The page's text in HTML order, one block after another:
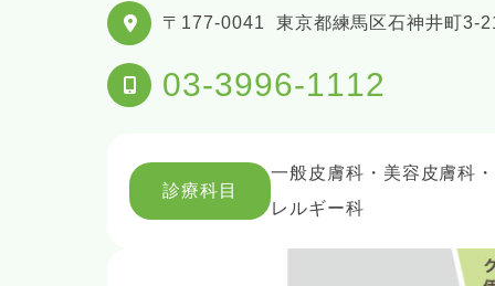
〒177-0041 東京都練馬区石神井町3-
03-3996-1112
診療科目
一般皮膚科・美容皮膚科
レルギー科